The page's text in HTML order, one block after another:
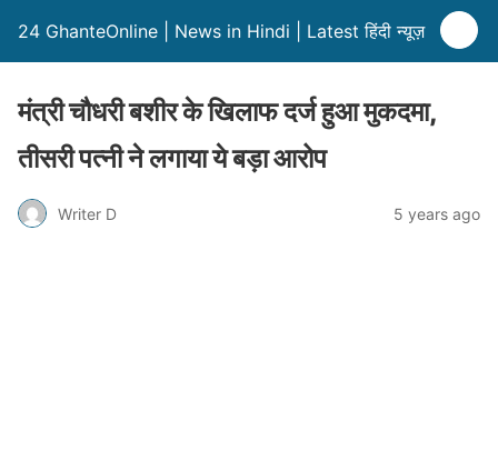
24 GhanteOnline | News in Hindi | Latest हिंदी न्यूज़
मंत्री चौधरी बशीर के खिलाफ दर्ज हुआ मुकदमा,
तीसरी पत्नी ने लगाया ये बड़ा आरोप
Writer D 5 years ago